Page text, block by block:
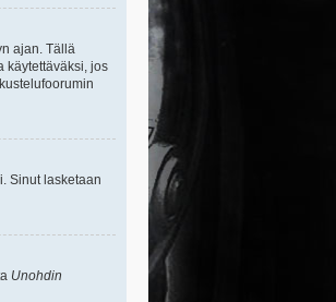
ajan. Tällä
käytettäväksi, jos
Sinut lasketaan
Unohdin